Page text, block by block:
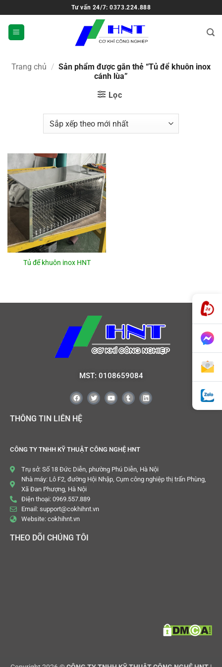
Tư vấn 24/7: 0373.224.888
Trang chủ / Sản phẩm được gắn thẻ “Tủ để khuôn inox
cánh lùa”
Lọc
Tủ để khuôn inox HNT
MST: 0108659084
THÔNG TIN LIÊN HỆ
CÔNG TY TNHH KỸ THUẬT CÔNG NGHỆ HNT
Trụ sở: Số 18 Đức Diễn, phường Phú Diễn, Hà Nội
Nhà máy: Lô F2, đường Hội Nhập, Cụm công nghiệp thị trấn Phùng,
Xã Đan Phượng, Hà Nội
Điện thoại: 0969.557.889
Email: support@cokhihnt.vn
Website: cokhihnt.vn
THEO DÕI CHÚNG TÔI